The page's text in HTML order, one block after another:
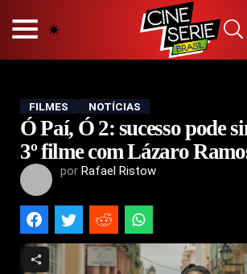
POLÍTICA DE PRIVACIDADE
TERMOS E CONDIÇÕES
CONTATO
Hot
Popular
Tendência
FILMES NOTÍCIAS
Ó Paí, Ó 2: sucesso pode
3º filme com Lázaro
por Rafael Ristow